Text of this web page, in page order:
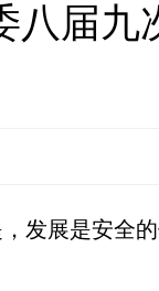
八届
发展是安全